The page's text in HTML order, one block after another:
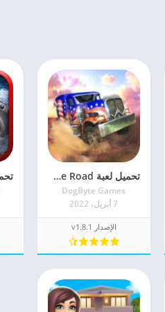
تحميل لعبة Off The Road مهكرة 2022 للأندرويد اخر اصدار
DogByte Games
7 أبريل، 2022
الإصدار v1.8.1